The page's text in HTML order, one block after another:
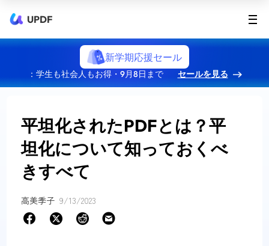
UPDF
新学期応援セール
：学生も社会人もお得・9月8日まで セールを見る
平坦化されたPDFとは？平
坦化について知っておくべ
きすべて
高美季子 9/13/2023